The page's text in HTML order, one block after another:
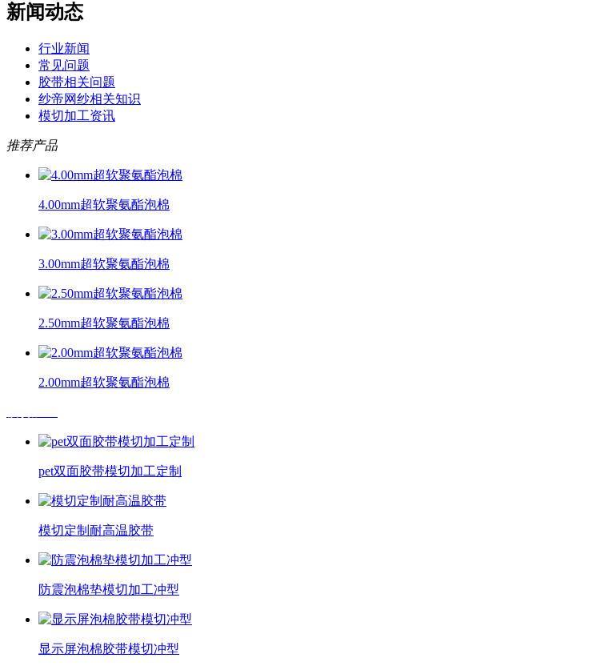
新闻动态
行业新闻
常见问题
胶带相关问题
纱帝网纱相关知识
模切加工资讯
推荐产品
4.00mm超软聚氨酯泡棉
3.00mm超软聚氨酯泡棉
2.50mm超软聚氨酯泡棉
2.00mm超软聚氨酯泡棉
pet双面胶带模切加工定制
模切定制耐高温胶带
防震泡棉垫模切加工冲型
显示屏泡棉胶带模切冲型